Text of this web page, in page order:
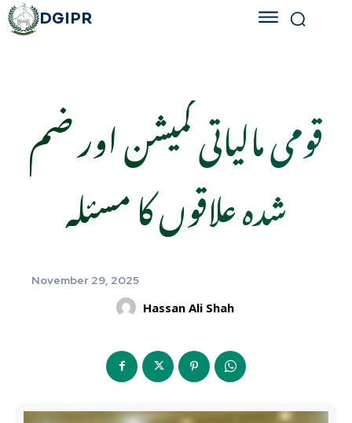
DGIPR
قومی مالیاتی کمیشن اور ضم
شدہ علاقوں کا مسئلہ
November 29, 2025
Hassan Ali Shah